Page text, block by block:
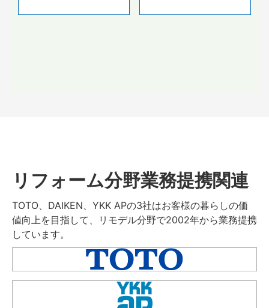
リフォーム分野業務提携関連
TOTO、DAIKEN、YKK APの3社はお客様の暮らしの価
値向上を目指して、リモデル分野で2002年から業務提携
しています。